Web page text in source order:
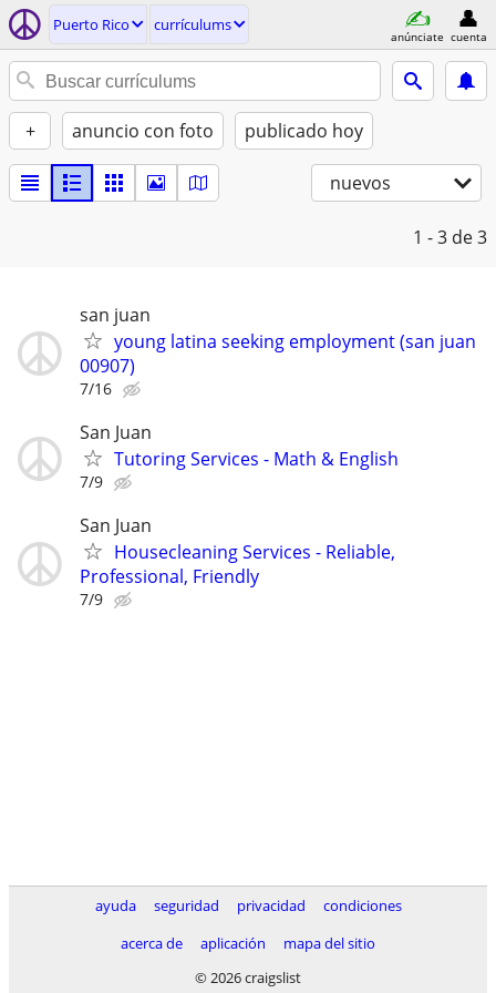
Puerto Rico currículums
anúnciate cuenta
+ anuncio con foto publicado hoy
nuevos
1 - 3 de 3
san juan
young latina seeking employment (san juan
00907)
7/16
San Juan
Tutoring Services - Math & English
7/9
San Juan
Housecleaning Services - Reliable,
Professional, Friendly
7/9
ayuda seguridad privacidad
condiciones
acerca de
aplicación
mapa del sitio
© 2026 craigslist